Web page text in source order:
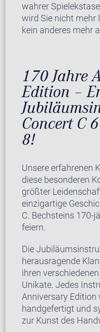
wahrer
wird Sie nicht mehr
kein anderes mehr
170 Jahre
Edition –
Concert C
8!
Unsere erfahrenen
diese besonderen
größter
einzigartige
C. Bechsteins 170-
feiern.
Die
herausragende
ihren
Unikate. Jedes
Anniversary Edition
handgefertigt und
zur Kunst des